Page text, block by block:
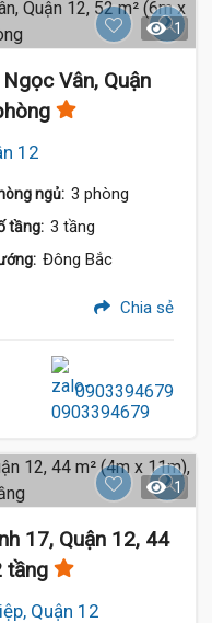
1
Vân, Quận
12
ngủ: 3 phòng
tầng: 3 tầng
Đông Bắc
Chia sẻ
0903394679
1
17, Quận 12, 44
tầng
Quận 12